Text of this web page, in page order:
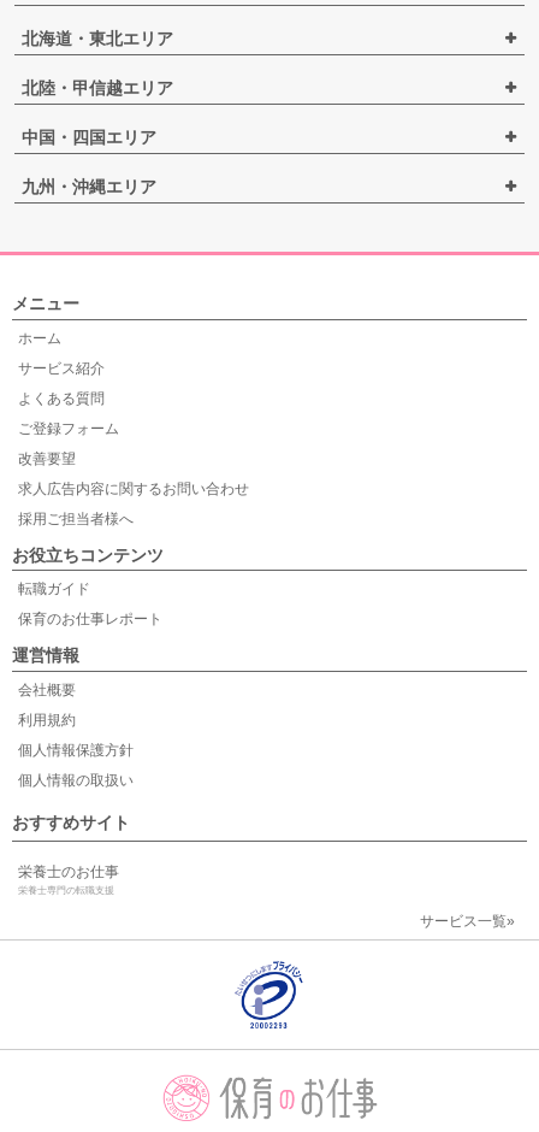
北海道・東北エリア
北陸・甲信越エリア
中国・四国エリア
九州・沖縄エリア
メニュー
ホーム
サービス紹介
よくある質問
ご登録フォーム
改善要望
求人広告内容に関するお問い合わせ
採用ご担当者様へ
お役立ちコンテンツ
転職ガイド
保育のお仕事レポート
運営情報
会社概要
利用規約
個人情報保護方針
個人情報の取扱い
おすすめサイト
栄養士のお仕事
栄養士専門の転職支援
サービス一覧»